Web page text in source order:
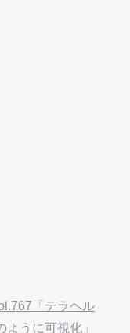
「テラヘル
ように可視化」